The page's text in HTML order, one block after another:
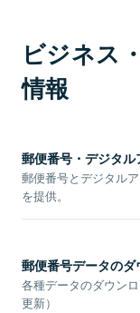
ビジネス
情報
郵便番号・デジタ
郵便番号とデジタル
を提供。
郵便番号データのダ
各種データのダウン
更新）